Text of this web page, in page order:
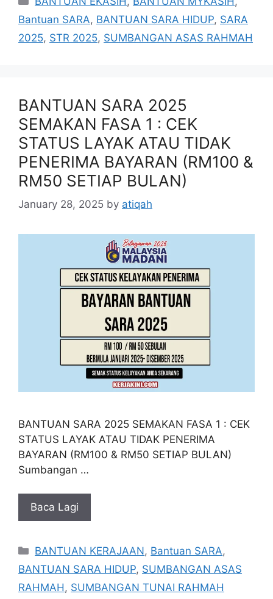
Bantuan SARA, BANTUAN SARA HIDUP, SARA
2025, STR 2025, SUMBANGAN ASAS RAHMAH
BANTUAN SARA 2025
SEMAKAN FASA 1 : CEK
STATUS LAYAK ATAU TIDAK
PENERIMA BAYARAN (RM100 &
RM50 SETIAP BULAN)
January 28, 2025 by atiqah
BANTUAN SARA 2025 SEMAKAN FASA 1 : CEK
STATUS LAYAK ATAU TIDAK PENERIMA
BAYARAN (RM100 & RM50 SETIAP BULAN)
Sumbangan …
Baca Lagi
Categories
BANTUAN KERAJAAN, Bantuan SARA,
BANTUAN SARA HIDUP, SUMBANGAN ASAS
RAHMAH , SUMBANGAN TUNAI RAHMAH